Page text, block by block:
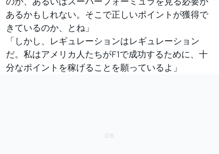
あるかもしれない。そこで正しいポイントが獲得で
きているのか、とね」
「しかし、レギュレーションはレギュレーション
だ。私はアメリカ人たちがF1で成功するために、十
分なポイントを稼げることを願っているよ」